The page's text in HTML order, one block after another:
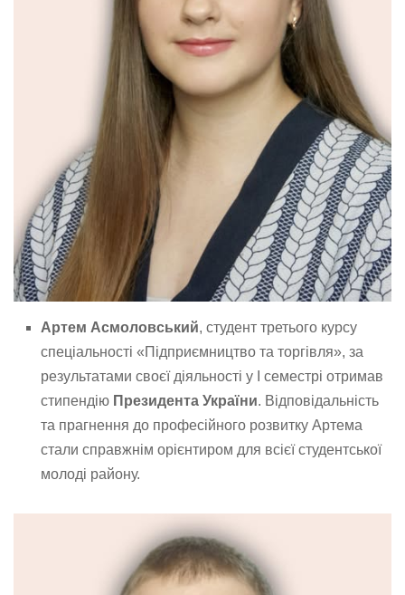
Артем Асмоловський, студент третього курсу
спеціальності «Підприємництво та торгівля», за
результатами своєї діяльності у І семестрі отримав
стипендію Президента України. Відповідальність
та прагнення до професійного розвитку Артема
стали справжнім орієнтиром для всієї студентської
молоді району.